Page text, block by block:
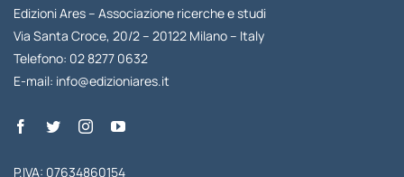
Edizioni Ares – Associazione ricerche e studi
Via Santa Croce, 20/2 – 20122 Milano – Italy
Telefono: 02 8277 0632
E-mail: info@edizioniares.it
P.IVA: 07634860154